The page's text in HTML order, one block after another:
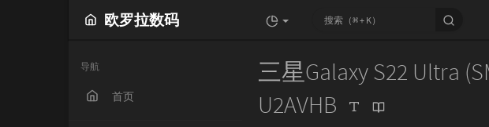
欧罗拉数码
导航
首页
三星Galaxy S22 Ultra
U2AVHB